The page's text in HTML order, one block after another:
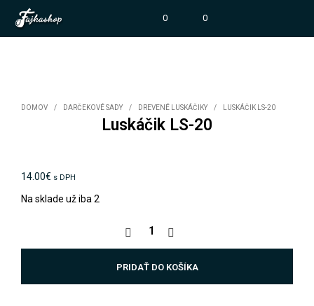
0 0
DOMOV / DARČEKOVÉ SADY / DREVENÉ LUSKÁČIKY / LUSKÁČIK LS-20
Luskáčik LS-20
14.00€ s DPH
Na sklade už iba 2
PRIDAŤ DO KOŠÍKA